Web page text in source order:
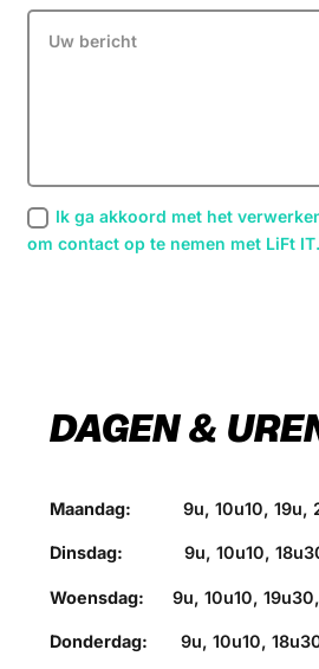
Ik ga akkoord met het
om contact op te nemen met LiFt IT.
DAGEN &
Maandag: 9u, 10u10, 19u,
Dinsdag: 9u, 10u10,
Woensdag:9u, 10u10,
Donderdag: 9u, 10u10,